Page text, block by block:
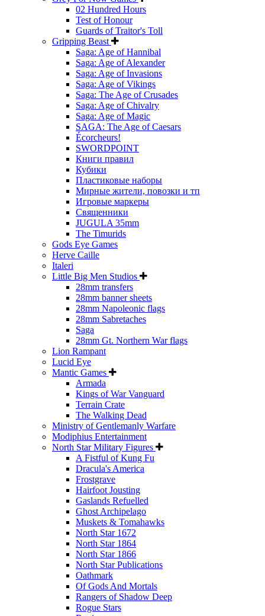
02 Hundred Hours
Test of Honour
Guards of Traitor's Toll
Gripping Beast
Saga: Age of Hannibal
Saga: Age of Alexander
Saga: Age of Invasions
Saga: Age of Vikings
Saga: The Age of Crusades
Saga: Age of Chivalry
Saga: Age of Magic
SAGA: The Age of Caesars
Écorcheurs!
SWORDPOINT
Книги правил
Кубики
Пластиковые наборы
Мирные жители, повозки и тп
Игровые маркеры
Священники
JUGULA 35mm
The Timurids
Gods Eye Games
Herve Caille
Italeri
Little Big Men Studios
28mm transfers
28mm banner sheets
28mm Napoleonic flags
28mm Sabretaches
Saga
28mm Gt. Northern War flags
Lion Rampant
Lucid Eye
Mantic Games
Armada
Kings of War Vanguard
Terrain Crate
The Walking Dead
Ministry of Gentlemanly Warfare
Modiphius Entertainment
North Star Military Figures
A Fistful of Kung Fu
Dracula's America
Frostgrave
Hairfoot Jousting
Gaslands Refuelled
Ghost Archipelago
Muskets & Tomahawks
North Star 1672
North Star 1864
North Star 1866
North Star Publications
Oathmark
Of Gods And Mortals
Rangers of Shadow Deep
Rogue Stars